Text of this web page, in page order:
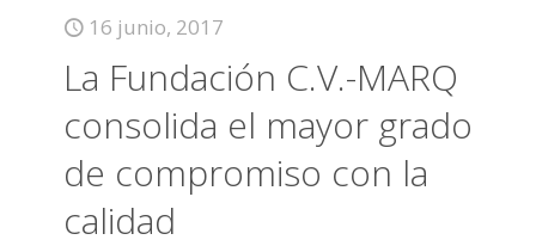
16 junio, 2017
La Fundación C.V.-MARQ
consolida el mayor grado
de compromiso con la
calidad